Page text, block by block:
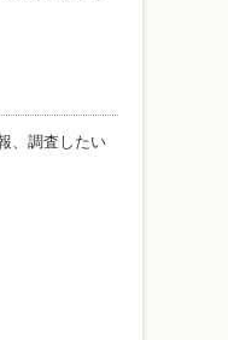
、調査したい